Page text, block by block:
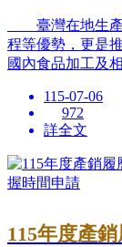
臺灣在地生產
程等優勢，更是
國內食品加工及
115-07-06
972
詳全文
115年度產